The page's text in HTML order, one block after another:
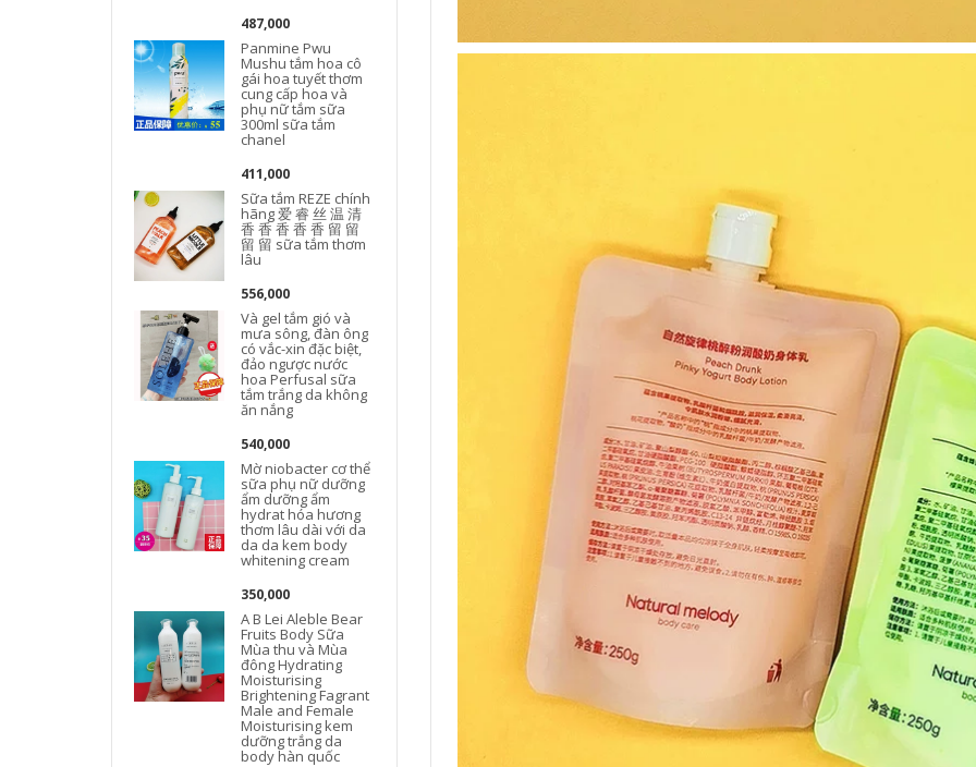
487,000
Panmine Pwu
Mushu tắm hoa cô
gái hoa tuyết thơm
cung cấp hoa và
phụ nữ tắm sữa
300ml sữa tắm
chanel
411,000
Sữa tắm REZE chính
hãng 爱 睿 丝 温 清
香 香 香 香 香 留 留
留 留 sữa tắm thơm
lâu
556,000
Và gel tắm gió và
mưa sông, đàn ông
có vắc-xin đặc biệt,
đảo ngược nước
hoa Perfusal sữa
tắm trắng da không
ăn nắng
540,000
Mờ niobacter cơ thể
sữa phụ nữ dưỡng
ẩm dưỡng ẩm
hydrat hóa hương
thơm lâu dài với da
da da kem body
whitening cream
350,000
A B Lei Aleble Bear
Fruits Body Sữa
Mùa thu và Mùa
đông Hydrating
Moisturising
Brightening Fagrant
Male and Female
Moisturising kem
dưỡng trắng da
body hàn quốc
hồng
[Mua 1 tặng 1 Chai 2
Chai] Hương thơm
thơm 1000ml Hoa
tắm lâu dài Gel gia
đình Men sữa tắm
thảo dược cho bé
Nigeramide Body
Sữa tinh chất Làm
mới Sửa chữa
dưỡng ẩm Ngày thứ
bảy dài 200g kem
body vaseline
Peas Runbei Roopy
Nước hoa Bather
Hương thơm lâu dài
Làm mới Tắm dung
lượng lớn Lotion
250ml sữa tắm thơm
495,000
Peas blackpaw vuốt
đen mùa hè xác
định nước hoa trái
cây tươi tự nhiên
hoa
BEAN RNW Body
451,000
Bean Bean Blings
Unicorn, Trà
Dajieling, Daisy nhỏ,
lâu dài, tartquent,
cô gái sinh viên
nước hoa xmen
Bean Black Paw /
Black Caw Mountain
Family Fragrance
Hộp quà tặng Đàn
ông và phụ nữ Gỗ
tự nhiên Trung lập
SCENSE victoria
secret nước hoa
644,000
Peas
Skilrenaidsance 香
香 木 木 木 衣衣 衣衣
衣衣 Kem thơm rắn
10g nước hoa blue
511,000
Cheng Ten Ans
Store Mario Fruit
Acid Sữa tắm Gel
Làm sạch Skin
Summer Oil Skin
Trộn lại Làm sạch
MB Smooth sữa tắm